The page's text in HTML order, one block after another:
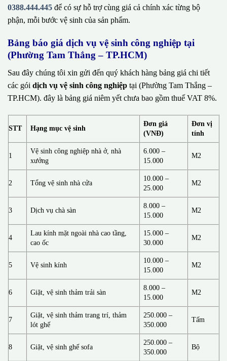
0388.444.445 để có sự hỗ trợ cùng giá cả chính xác từng bộ
phận, mỗi bước vệ sinh của sản phẩm.
Bảng báo giá dịch vụ vệ sinh công nghiệp tại
(Phường Tam Thắng – TP.HCM)
Sau đây chúng tôi xin gửi đến quý khách hàng bảng giá chi tiết
các gói dịch vụ vệ sinh công nghiệp tại (Phường Tam Thắng –
TP.HCM). đây là bảng giá niêm yết chưa bao gồm thuế VAT 8%.
STT Hạng mục vệ sinh
Đơn giá
(VNĐ)
Đơn vị
tính
1
Vệ sinh công nghiệp nhà ở, nhà
xưởng
6.000 –
15.000
M2
2 Tổng vệ sinh nhà cửa
10.000 –
25.000
M2
3 Dịch vụ chà sàn
8.000 –
15.000
M2
4
Lau kính mặt ngoài nhà cao tầng,
cao ốc
15.000 –
30.000
M2
5 Vệ sinh kính
10.000 –
15.000
M2
6 Giặt, vệ sinh thảm trải sàn
8.000 –
15.000
M2
7
Giặt, vệ sinh thảm trang trí, thảm
lót ghế
250.000 –
350.000
Tấm
8 Giặt, vệ sinh ghế sofa
250.000 –
350.000
Bộ